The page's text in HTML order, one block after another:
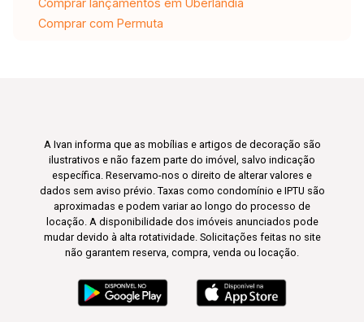
Comprar lançamentos em Uberlândia
Comprar com Permuta
A Ivan informa que as mobílias e artigos de decoração são
ilustrativos e não fazem parte do imóvel, salvo indicação
específica. Reservamo-nos o direito de alterar valores e
dados sem aviso prévio. Taxas como condomínio e IPTU são
aproximadas e podem variar ao longo do processo de
locação. A disponibilidade dos imóveis anunciados pode
mudar devido à alta rotatividade. Solicitações feitas no site
não garantem reserva, compra, venda ou locação.